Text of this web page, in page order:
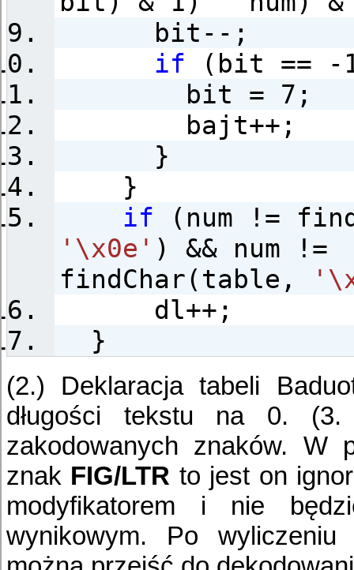
bit--;
if (bit == -
bit = 7;
bajt++;
}
}
if (num !=
'\x0e' ) && num !=
findChar(table,
dl++;
}
(2.) Deklaracja tabeli
długości tekstu na 0.
zakodowanych znaków. W
znak FIG/LTR to jest on
modyfikatorem i nie
wynikowym. Po wyliczeniu